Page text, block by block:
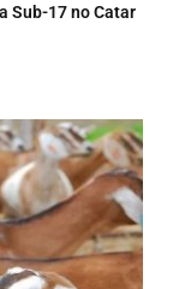
Sub-17 no Catar